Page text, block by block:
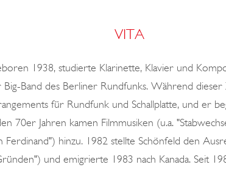
VITA
1938, studierte Klarinette, Klavier und
Big-Band des Berliner Rundfunks. Während
für Rundfunk und Schallplatte, und er
70er Jahren kamen Filmmusiken (u.a.
hinzu. 1982 stellte Schönfeld den
und emigrierte 1983 nach Kanada. Seit